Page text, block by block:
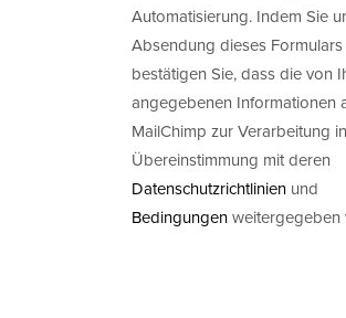
Automatisierung. Indem Sie
Absendung dieses
bestätigen Sie, dass die von
angegebenen Informationen
MailChimp zur Verarbeitung in
Übereinstimmung mit deren
Datenschutzrichtlinien und
Bedingungenweitergegeben